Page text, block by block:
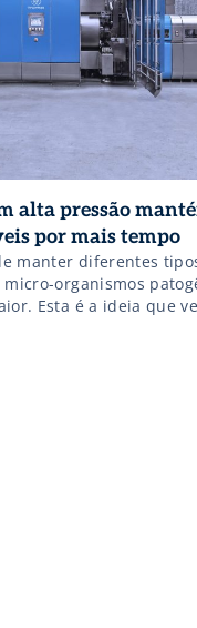
alta pressão
por mais tempo
manter diferentes
organismos
Esta é a ideia que